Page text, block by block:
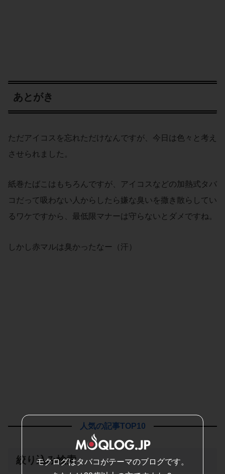
あとがき
ただアイコスを忘れただけなんですが、今日は色々と考え
させられました。
紙巻たばこはもちろんですが、アイコスなどの加熱式タバ
コだって吸わない人からしたら嫌な臭いを撒き散らしてい
るワケですから、最低限マナーは守らないとダメですね。
しかし赤マルは臭かったなー（汗）
人気の記事TOP10
絞り込み検索
モクログはタバコがテーマのブログです。